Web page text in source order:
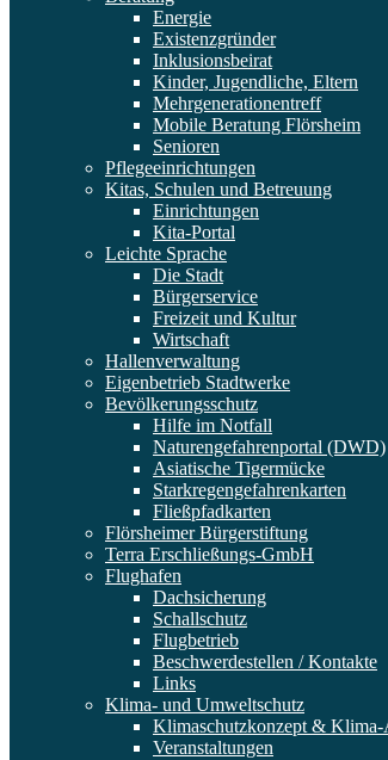
Energie
Existenzgründer
Inklusionsbeirat
Kinder, Jugendliche, Eltern
Mehrgenerationentreff
Mobile Beratung Flörsheim
Senioren
Pflegeeinrichtungen
Kitas, Schulen und Betreuung
Einrichtungen
Kita-Portal
Leichte Sprache
Die Stadt
Bürgerservice
Freizeit und Kultur
Wirtschaft
Hallenverwaltung
Eigenbetrieb Stadtwerke
Bevölkerungsschutz
Hilfe im Notfall
Naturengefahrenportal (DWD)
Asiatische Tigermücke
Starkregengefahrenkarten
Fließpfadkarten
Flörsheimer Bürgerstiftung
Terra Erschließungs-GmbH
Flughafen
Dachsicherung
Schallschutz
Flugbetrieb
Beschwerdestellen / Kontakte
Links
Klima- und Umweltschutz
Klimaschutzkonzept & Klima-
Veranstaltungen